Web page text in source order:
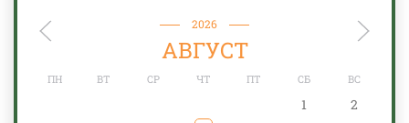
2026
АВГУСТ
ПН ВТ СР ЧТ ПТ СБ ВС
1
2